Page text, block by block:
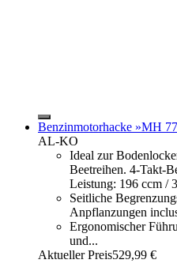
Benzinmotorhacke »MH
AL-KO
Ideal zur
Beetreihen. 4-Takt-
Leistung: 196 ccm /
Seitliche
Anpflanzungen
Ergonomischer
und...
Aktueller Preis529,99 €